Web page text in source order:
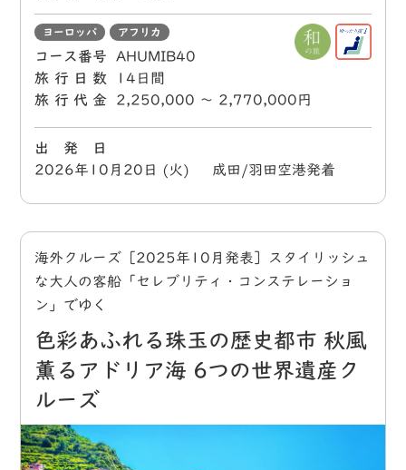
ヨーロッパ アフリカ
コース番号
AHUMIB40
旅行日数
14日間
旅行代金
2,250,000 〜 2,770,000円
出 発 日
2026年10月20日 (火) 成田/羽田空港発着
海外クルーズ［2025年10月発表］スタイリッシュ
な大人の客船「セレブリティ・コンステレーショ
ン」でゆく
色彩あふれる珠玉の歴史都市 秋風
薫るアドリア海 6つの世界遺産ク
ルーズ